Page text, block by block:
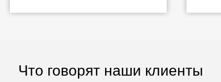
Что говорят наши клиенты